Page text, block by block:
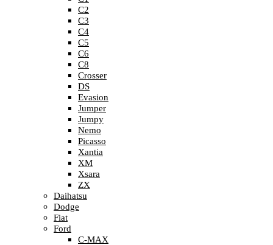
C2
C3
C4
C5
C6
C8
Crosser
DS
Evasion
Jumper
Jumpy
Nemo
Picasso
Xantia
XM
Xsara
ZX
Daihatsu
Dodge
Fiat
Ford
C-MAX